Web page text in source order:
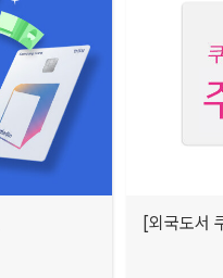
[외국도서